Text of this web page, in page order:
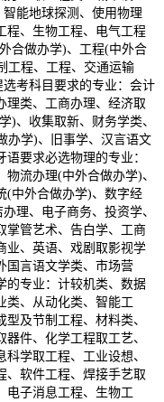
能地球探测、使用物理
程、生物工程、电气工程
合做办学)、工程(中外合
工程、工程、交通运输
考科目要求的专业：会计
理类、工商办理、经济取
)、收集取新、财务学类、
办学)、旧事学、汉言语文
要求必选物理的专业：
流办理(中外合做办学)、
(中外合做办学)、数字经
理、电子商务、投资学、
掌管艺术、告白学、工商
业、英语、戏剧取影视学
国言语文学类、市场营
的专业：计较机类、数据
类、从动化类、智能工
及节制工程、材料类、
件、化学工程取工艺、
学取工程、工业设想、
、软件工程、焊接手艺取
电子消息工程、生物工